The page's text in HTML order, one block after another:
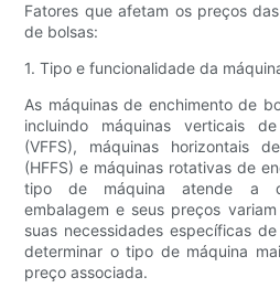
Fatores que afetam os preços
de bolsas:
1. Tipo e funcionalidade da
As máquinas de enchimento de
incluindo máquinas verticais
(VFFS), máquinas horizontais
(HFFS) e máquinas rotativas de
tipo de máquina atende a
embalagem e seus preços
suas necessidades específicas
determinar o tipo de máquina
preço associada.